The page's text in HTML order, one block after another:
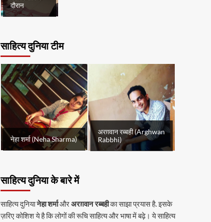
दौरान
साहित्य दुनिया टीम
नेहा शर्मा (Neha Sharma)
अरग़वान रब्बही (Arghwan
Rabbhi)
साहित्य दुनिया के बारे में
साहित्य दुनियानेहा शर्माऔरअरग़वान रब्बहीका साझा प्रयास है. इसके
ज़रिए कोशिश ये है कि लोगों की रूचि साहित्य और भाषा में बढ़े। ये साहित्य